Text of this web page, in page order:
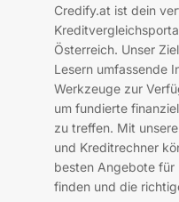
Credify.at ist dein
Österreich. Unser
Lesern umfassende
Werkzeuge zur
um fundierte
zu treffen. Mit
und Kreditrechner
besten Angebote für
finden und die